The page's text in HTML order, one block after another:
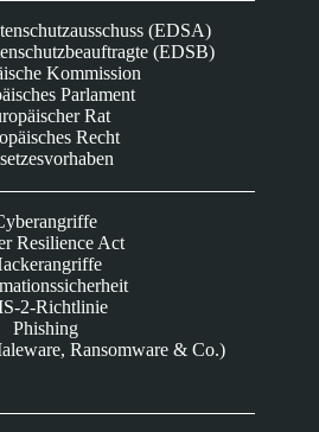
(EDSA)
(EDSB)
Kommission
Parlament
Rat
Recht
Resilience Act
2-Richtlinie
Phishing
Ransomware & Co.)